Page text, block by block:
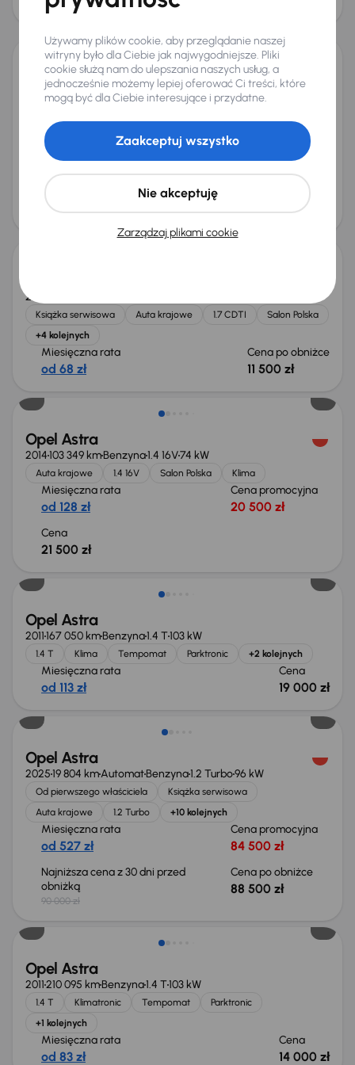
25 000 zł
Opel Astra
201951 902 kmBenzyna1.2 Turbo 81 kW
Salon Polska
+4 kolejnych
Miesięczna rata Cena promocyjna
40 000 zł
2014
Książka serwisowa Auta krajowe 1.7 CDTI
Salon Polska
+4 kolejnych
Miesięczna rata
od 68 zł
Cena po obniżce
11 500 zł
Opel Astra
2014103 349 kmBenzyna1.4 16V74 kW
Auta krajowe 1.4 16V Salon Polska Klima
Miesięczna rata
od 128 zł
Cena promocyjna
20 500 zł
Cena
21 500 zł
Opel Astra
2011167 050 kmBenzyna1.4 T103 kW
1.4 T Klima Tempomat Parktronic +2 kolejnych
Miesięczna rata
od 113 zł
Cena
19 000 zł
Taniej o 1 500 zł
Opel Astra
202519 804 kmAutomatBenzyna1.2 Turbo96 kW
Od pierwszego właściciela
Książka serwisowa
Auta krajowe
1.2 Turbo +10 kolejnych
Miesięczna rata
od 527 zł
Cena promocyjna
84 500 zł
Najniższa cena z 30 dni przed
obniżką
90 000 zł
Cena po obniżce
88 500 zł
Świeżo skupione
Opel Astra
2011210 095 kmBenzyna1.4 T103 kW
1.4 T Klimatronic Tempomat
Parktronic
+1 kolejnych
Miesięczna rata
od 83 zł
Cena
14 000 zł
Używamy plików cookie, aby przeglądanie naszej
witryny było dla Ciebie jak najwygodniejsze. Pliki
cookie służą nam do ulepszania naszych usług, a
jednocześnie możemy lepiej oferować Ci treści, które
mogą być dla Ciebie interesujące i przydatne.
Zarządzaj plikami cookie
Nie akceptuję
Zaakceptuj wszystko